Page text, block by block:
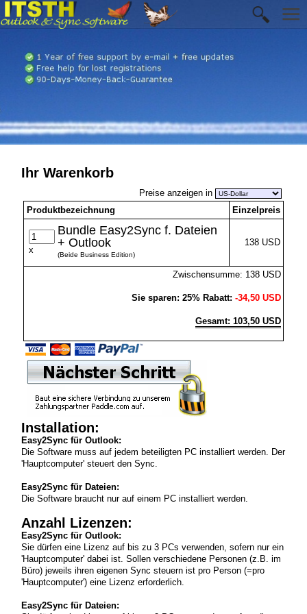
Ihr Warenkorb
Preise anzeigen in
Produktbezeichnung
Einzelpreis
x
Bundle Easy2Sync f. Dateien
+ Outlook
(Beide Business Edition)
138 USD
Zwischensumme: 138 USD
Sie sparen: 25% Rabatt: -34,50 USD
Gesamt: 103,50 USD
Installation:
Easy2Sync für Outlook:
Die Software muss auf jedem beteiligten PC installiert werden. Der
'Hauptcomputer' steuert den Sync.
Easy2Sync für Dateien:
Die Software braucht nur auf einem PC installiert werden.
Anzahl Lizenzen:
Easy2Sync für Outlook:
Sie dürfen eine Lizenz auf bis zu 3 PCs verwenden, sofern nur ein
'Hauptcomputer' dabei ist. Sollen verschiedene Personen (z.B. im
Büro) jeweils ihren eigenen Sync steuern ist pro Person (=pro
'Hauptcomputer') eine Lizenz erforderlich.
Easy2Sync für Dateien: